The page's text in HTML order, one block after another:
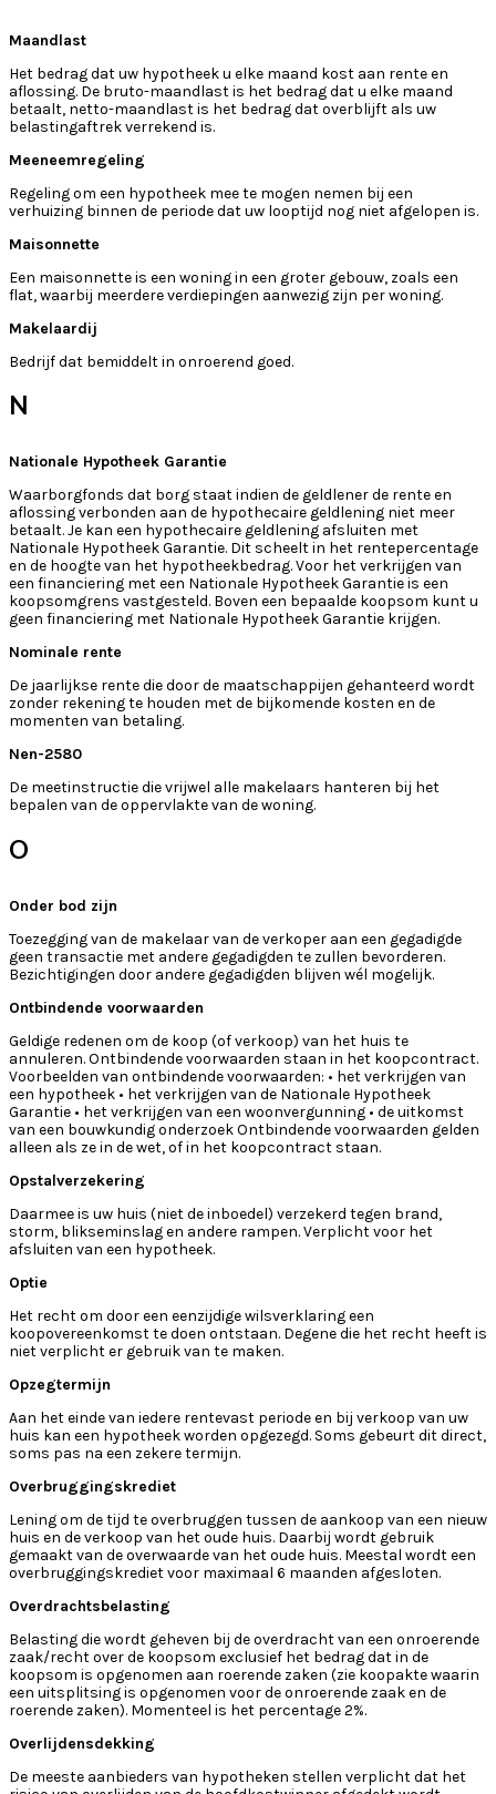
Maandlast
Het bedrag dat uw hypotheek u elke maand kost aan rente en
aflossing. De bruto-maandlast is het bedrag dat u elke maand
betaalt, netto-maandlast is het bedrag dat overblijft als uw
belastingaftrek verrekend is.
Meeneemregeling
Regeling om een hypotheek mee te mogen nemen bij een
verhuizing binnen de periode dat uw looptijd nog niet afgelopen is.
Maisonnette
Een maisonnette is een woning in een groter gebouw, zoals een
flat, waarbij meerdere verdiepingen aanwezig zijn per woning.
Makelaardij
Bedrijf dat bemiddelt in onroerend goed.
N
Nationale Hypotheek Garantie
Waarborgfonds dat borg staat indien de geldlener de rente en
aflossing verbonden aan de hypothecaire geldlening niet meer
betaalt. Je kan een hypothecaire geldlening afsluiten met
Nationale Hypotheek Garantie. Dit scheelt in het rentepercentage
en de hoogte van het hypotheekbedrag. Voor het verkrijgen van
een financiering met een Nationale Hypotheek Garantie is een
koopsomgrens vastgesteld. Boven een bepaalde koopsom kunt u
geen financiering met Nationale Hypotheek Garantie krijgen.
Nominale rente
De jaarlijkse rente die door de maatschappijen gehanteerd wordt
zonder rekening te houden met de bijkomende kosten en de
momenten van betaling.
Nen-2580
De meetinstructie die vrijwel alle makelaars hanteren bij het
bepalen van de oppervlakte van de woning.
O
Onder bod zijn
Toezegging van de makelaar van de verkoper aan een gegadigde
geen transactie met andere gegadigden te zullen bevorderen.
Bezichtigingen door andere gegadigden blijven wél mogelijk.
Ontbindende voorwaarden
Geldige redenen om de koop (of verkoop) van het huis te
annuleren. Ontbindende voorwaarden staan in het koopcontract.
Voorbeelden van ontbindende voorwaarden: • het verkrijgen van
een hypotheek • het verkrijgen van de Nationale Hypotheek
Garantie • het verkrijgen van een woonvergunning • de uitkomst
van een bouwkundig onderzoek Ontbindende voorwaarden gelden
alleen als ze in de wet, of in het koopcontract staan.
Opstalverzekering
Daarmee is uw huis (niet de inboedel) verzekerd tegen brand,
storm, blikseminslag en andere rampen. Verplicht voor het
afsluiten van een hypotheek.
Optie
Het recht om door een eenzijdige wilsverklaring een
koopovereenkomst te doen ontstaan. Degene die het recht heeft is
niet verplicht er gebruik van te maken.
Opzegtermijn
Aan het einde van iedere rentevast periode en bij verkoop van uw
huis kan een hypotheek worden opgezegd. Soms gebeurt dit direct,
soms pas na een zekere termijn.
Overbruggingskrediet
Lening om de tijd te overbruggen tussen de aankoop van een nieuw
huis en de verkoop van het oude huis. Daarbij wordt gebruik
gemaakt van de overwaarde van het oude huis. Meestal wordt een
overbruggingskrediet voor maximaal 6 maanden afgesloten.
Overdrachtsbelasting
Belasting die wordt geheven bij de overdracht van een onroerende
zaak/recht over de koopsom exclusief het bedrag dat in de
koopsom is opgenomen aan roerende zaken (zie koopakte waarin
een uitsplitsing is opgenomen voor de onroerende zaak en de
roerende zaken). Momenteel is het percentage 2%.
Overlijdensdekking
De meeste aanbieders van hypotheken stellen verplicht dat het